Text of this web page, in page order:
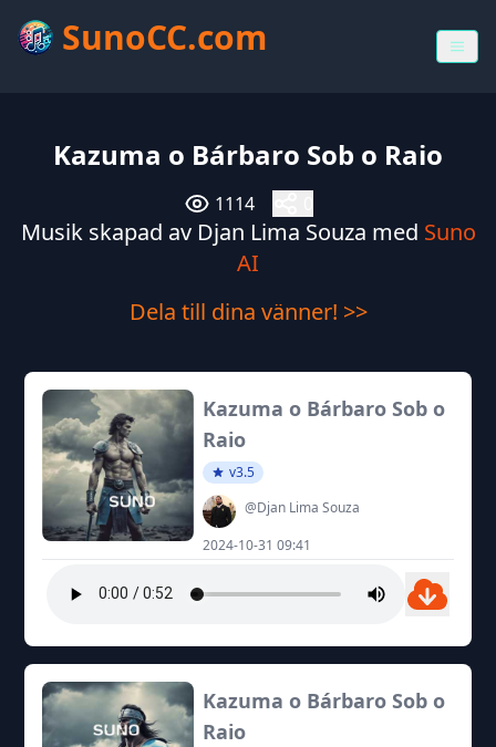
SunoCC.com
Kazuma o Bárbaro Sob o Raio
1114
Musik skapad av Djan Lima Souza med Suno
AI
Dela till dina vänner! >>
Kazuma o Bárbaro Sob o
Raio
v3.5
@Djan Lima Souza
2024-10-31 09:41
Kazuma o Bárbaro Sob o
Raio